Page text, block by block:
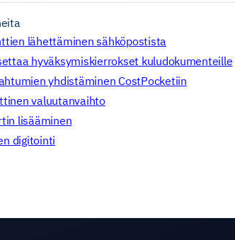
lähettäminen sähköpostista
hyväksymiskierrokset kuludokumenteille
yhdistäminen CostPocketiin
valuutanvaihto
lisääminen
digitointi